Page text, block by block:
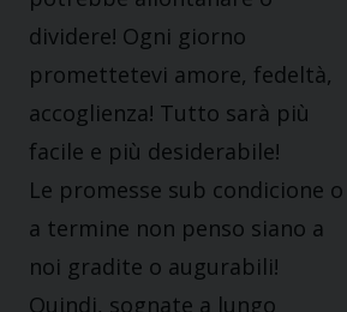
dividere! Ogni giorno
promettetevi amore, fedeltà,
accoglienza! Tutto sarà più
facile e più desiderabile!
Le promesse sub condicione o
a termine non penso siano a
noi gradite o augurabili!
Quindi, sognate a lungo